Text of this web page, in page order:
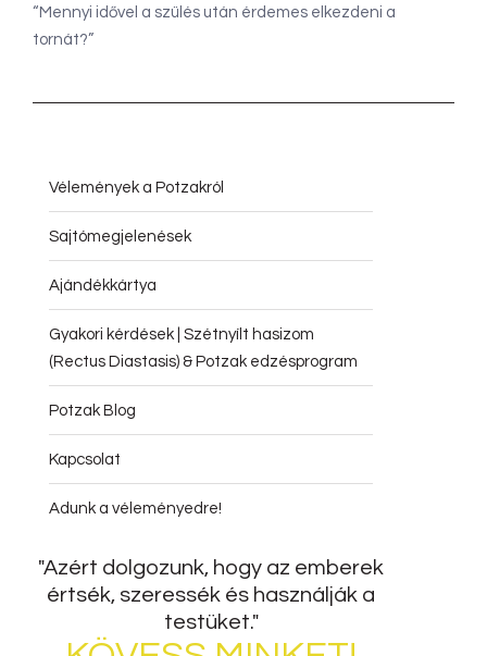
“Mennyi idővel a szülés után érdemes elkezdeni a
tornát?”
Vélemények a Potzakról
Sajtómegjelenések
Ajándékkártya
Gyakori kérdések | Szétnyílt hasizom
(Rectus Diastasis) & Potzak edzésprogram
Potzak Blog
Kapcsolat
Adunk a véleményedre!
"Azért dolgozunk, hogy az emberek
értsék, szeressék és használják a
testüket."